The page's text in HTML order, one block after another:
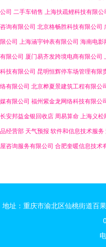
公司 二手车销售 上海扶疏鲤科技有限公
咨询有限公司 北京格畅胜科技有限公司
限公司 上海涵宇钟表有限公司 海南电影
有限公司 厦门易齐发跨境电商有限公司
科技有限公司 昆明恒辉停车场管理有限
络有限公司 北京桦夏景建筑工程有限公
媒有限公司 福州紫金龙网络科技有限公
长安邦益金银回收店 周易算命 上海义松
品经营部 天气预报 软件和信息技术服务
屋咨询服务有限公司 合肥奎暖信息技术
地址：重庆市渝北区仙桃街道百